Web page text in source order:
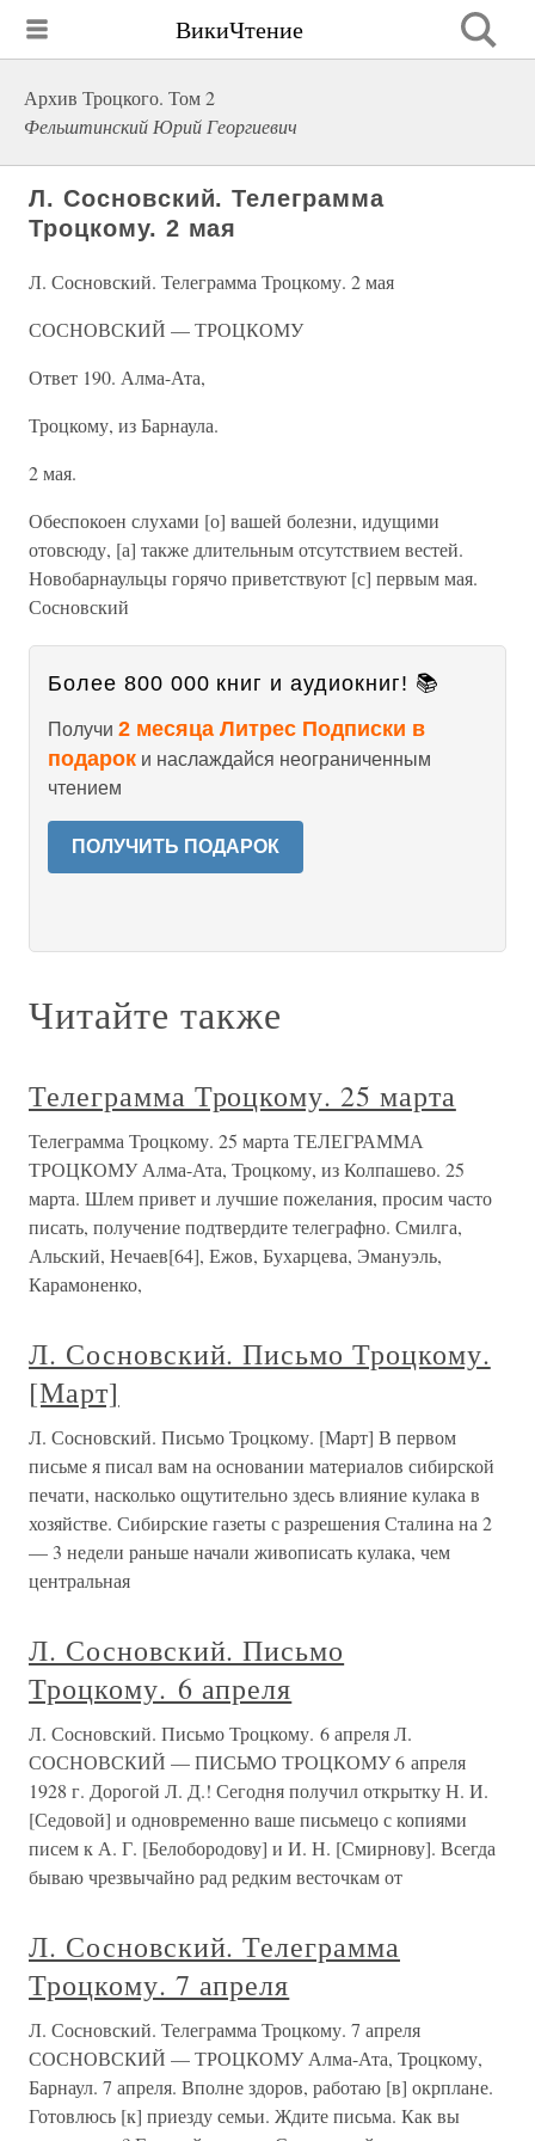
ВикиЧтение
Архив Троцкого. Том 2
Фельштинский Юрий Георгиевич
Л. Сосновский. Телеграмма
Троцкому. 2 мая
Л. Сосновский. Телеграмма Троцкому. 2 мая
СОСНОВСКИЙ — ТРОЦКОМУ
Ответ 190. Алма-Ата,
Троцкому, из Барнаула.
2 мая.
Обеспокоен слухами [о] вашей болезни, идущими
отовсюду, [а] также длительным отсутствием вестей.
Новобарнаульцы горячо приветствуют [с] первым мая.
Сосновский
Более 800 000 книг и аудиокниг! 📚
Получи 2 месяца Литрес Подписки в
подарок и наслаждайся неограниченным
чтением
ПОЛУЧИТЬ ПОДАРОК
Читайте также
Телеграмма Троцкому. 25 марта
Телеграмма Троцкому. 25 марта ТЕЛЕГРАММА
ТРОЦКОМУ Алма-Ата, Троцкому, из Колпашево. 25
марта. Шлем привет и лучшие пожелания, просим часто
писать, получение подтвердите телеграфно. Смилга,
Альский, Нечаев[64], Ежов, Бухарцева, Эмануэль,
Карамоненко,
Л. Сосновский. Письмо Троцкому.
[Март]
Л. Сосновский. Письмо Троцкому. [Март] В первом
письме я писал вам на основании материалов сибирской
печати, насколько ощутительно здесь влияние кулака в
хозяйстве. Сибирские газеты с разрешения Сталина на 2
— 3 недели раньше начали живописать кулака, чем
центральная
Л. Сосновский. Письмо
Троцкому. 6 апреля
Л. Сосновский. Письмо Троцкому. 6 апреля Л.
СОСНОВСКИЙ — ПИСЬМО ТРОЦКОМУ 6 апреля
1928 г. Дорогой Л. Д.! Сегодня получил открытку Н. И.
[Седовой] и одновременно ваше письмецо с копиями
писем к А. Г. [Белобородову] и И. Н. [Смирнову]. Всегда
бываю чрезвычайно рад редким весточкам от
Л. Сосновский. Телеграмма
Троцкому. 7 апреля
Л. Сосновский. Телеграмма Троцкому. 7 апреля
СОСНОВСКИЙ — ТРОЦКОМУ Алма-Ата, Троцкому,
Барнаул. 7 апреля. Вполне здоров, работаю [в] окрплане.
Готовлюсь [к] приезду семьи. Ждите письма. Как вы